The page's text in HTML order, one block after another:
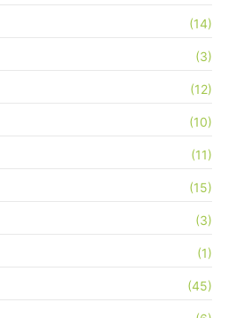
(14)
(3)
(12)
(10)
(11)
(15)
(3)
(1)
(45)